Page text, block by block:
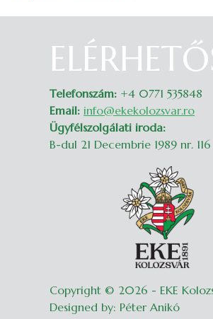
Telefonszám: +4 0771 535848
Email: info@ekekolozsvar.ro
Ügyfélszolgálati iroda:
B-dul 21 Decembrie 1989 nr. 116
Copyright © 2026 - EKE
Designed by: Péter Anikó